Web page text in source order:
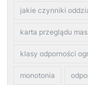
jakie czynniki
karta przeglądu
klasy odporności
monotonia